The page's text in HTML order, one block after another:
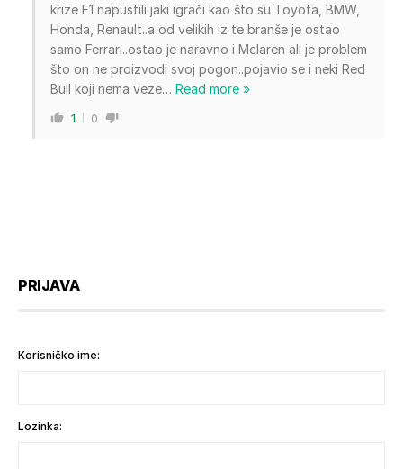
krize F1 napustili jaki igrači kao što su Toyota, BMW,
Honda, Renault..a od velikih iz te branše je ostao
samo Ferrari..ostao je naravno i Mclaren ali je problem
što on ne proizvodi svoj pogon..pojavio se i neki Red
Bull koji nema veze… Read more »
1 0
PRIJAVA
Korisničko ime:
Lozinka: